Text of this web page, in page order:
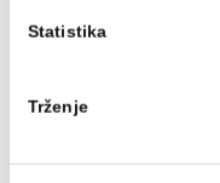
Statistika
Trženje